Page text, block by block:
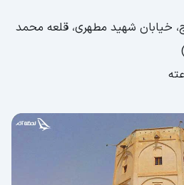
خیابان شهید مطهری، قلعه محمد